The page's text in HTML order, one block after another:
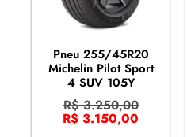
Pneu 255/45R20
Michelin Pilot Sport
4 SUV 105Y
R$3.250,00
R$ 3.150,00